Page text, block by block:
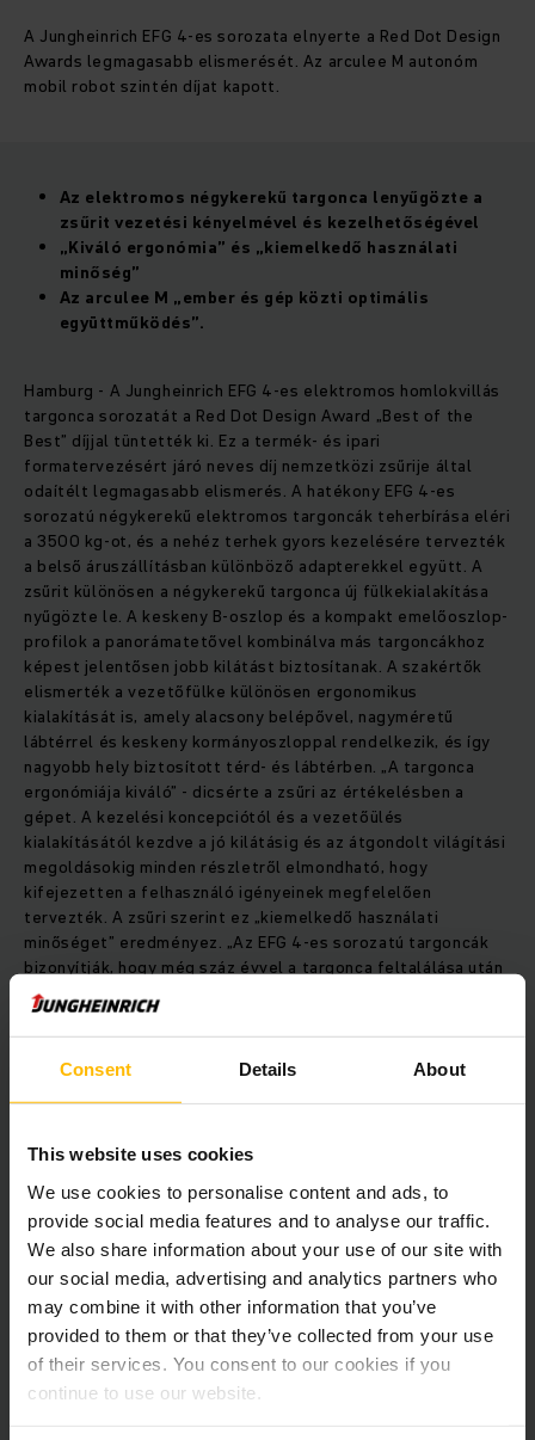
Consent Details About
This website uses cookies
We use cookies to personalise content and ads, to
provide social media features and to analyse our traffic.
We also share information about your use of our site with
our social media, advertising and analytics partners who
may combine it with other information that you’ve
provided to them or that they’ve collected from your use
of their services. You consent to our cookies if you
continue to use our website.
A Jungheinrich EFG 4-es sorozata elnyerte a Red Dot Design
Awards legmagasabb elismerését. Az arculee M autonóm
mobil robot szintén díjat kapott.
Az elektromos négykerekű targonca lenyűgözte a
zsűrit vezetési kényelmével és kezelhetőségével
„Kiváló ergonómia” és „kiemelkedő használati
minőség”
Az arculee M „ember és gép közti optimális
együttműködés”.
Hamburg - A Jungheinrich EFG 4-es elektromos homlokvillás
targonca sorozatát a Red Dot Design Award „Best of the
Best” díjjal tüntették ki. Ez a termék- és ipari
formatervezésért járó neves díj nemzetközi zsűrije által
odaítélt legmagasabb elismerés. A hatékony EFG 4-es
sorozatú négykerekű elektromos targoncák teherbírása eléri
a 3500 kg-ot, és a nehéz terhek gyors kezelésére tervezték
a belső áruszállításban különböző adapterekkel együtt. A
zsűrit különösen a négykerekű targonca új fülkekialakítása
nyűgözte le. A keskeny B-oszlop és a kompakt emelőoszlop-
profilok a panorámatetővel kombinálva más targoncákhoz
képest jelentősen jobb kilátást biztosítanak. A szakértők
elismerték a vezetőfülke különösen ergonomikus
kialakítását is, amely alacsony belépővel, nagyméretű
lábtérrel és keskeny kormányoszloppal rendelkezik, és így
nagyobb hely biztosított térd- és lábtérben. „A targonca
ergonómiája kiváló” - dicsérte a zsűri az értékelésben a
gépet. A kezelési koncepciótól és a vezetőülés
kialakításától kezdve a jó kilátásig és az átgondolt világítási
megoldásokig minden részletről elmondható, hogy
kifejezetten a felhasználó igényeinek megfelelően
tervezték. A zsűri szerint ez „kiemelkedő használati
minőséget” eredményez. „Az EFG 4-es sorozatú targoncák
bizonyítják, hogy még száz évvel a targonca feltalálása után
is lehetséges a vezetési kényelem és a kezelési
teljesítmény jelentős javítása” - összegezte a Red Dot-díj
zsűrije. „Számunkra az ember áll a tervezés középpontjában”
- nyilatkozta Till Muhl, a Jungheinrich ipari formatervezésért
megfelelő tisztelettel kezelünk. Az EFG 4-es sorozatot a
targoncakezelők köré terveztük, és így maximalizálni tudtuk
a targonca biztonságát és teljesítményét.”
Az EFG 4-es sorozata mellett a Jungheinrich által
kifejlesztett arculee M autonóm mobil robot (AMR) is Red
Dot-díjat kapott. Talajszintű szállítási megoldásként az AMR
minden szokásos rakományhordozón 1,6 m/s sebességgel
képes autonóm módon szállítani a raktárban akár 1300 kg-os
rakományokat. A 360°-os biztonsági érzékelőrendszernek